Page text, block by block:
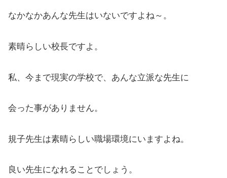
なかなかあんな先生はいないですよね～。
素晴らしい校長ですよ。
私、今まで現実の学校で、あんな立派な先生に
会った事がありません。
規子先生は素晴らしい職場環境にいますよね。
良い先生になれることでしょう。